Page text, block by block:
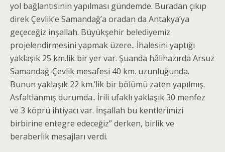
yol bağlantısının yapılması gündemde. Buradan çıkıp
direk Çevlik’e Samandağ’a oradan da Antakya’ya
geçeceğiz inşallah. Büyükşehir belediyemiz
projelendirmesini yapmak üzere.. İhalesini yaptığı
yaklaşık 25 km.lik bir yer var. Şuanda hâlihazırda Arsuz
Samandağ-Çevlik mesafesi 40 km. uzunluğunda.
Bunun yaklaşık 22 km.’lik bir bölümü zaten yapılmış.
Asfaltlanmış durumda.. İrili ufaklı yaklaşık 30 menfez
ve 3 köprü ihtiyacı var. İnşallah bu kentlerimizi
birbirine entegre edeceğiz” derken, birlik ve
beraberlik mesajları verdi.